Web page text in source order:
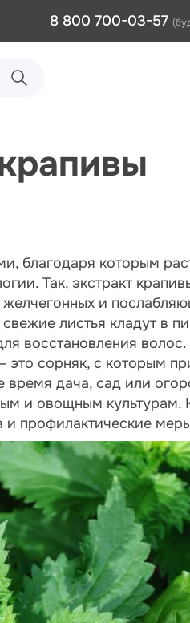
8 800 700-03-57
благодаря которым
Так, экстракт
и
листья кладут в
восстановления
сорняк, с которым
время дача, сад или
и овощным культурам.
и профилактические